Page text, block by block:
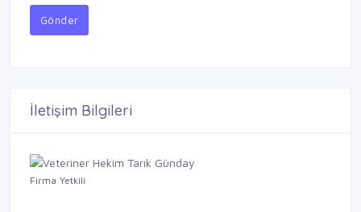
Gönder
İletişim Bilgileri
Firma Yetkili